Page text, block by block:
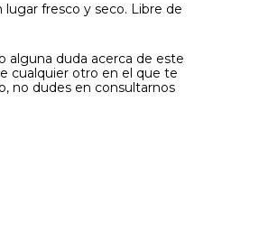
lugar fresco y seco. Libre de
alguna duda acerca de este
cualquier otro en el que te
no dudes en consultarnos